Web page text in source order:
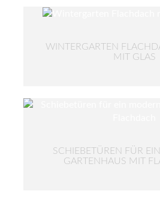
WINTERGARTEN
MIT GLAS
SCHIEBETÜREN FÜR
GARTENHAUS MIT